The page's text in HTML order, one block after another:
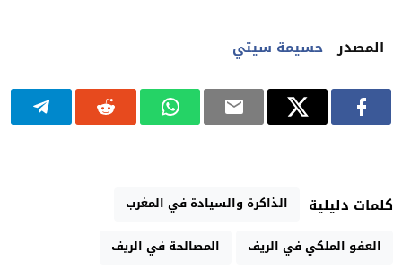
المصدر حسيمة سيتي
كلمات دليلية
الذاكرة والسيادة في المغرب
العفو الملكي في الريف
المصالحة في الريف